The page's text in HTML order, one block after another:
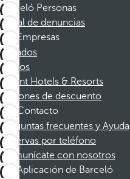
Barceló Personas
Canal de denuncias
Empresas
Afiliados
Socios
Dorint Hotels & Resorts
Cupones de descuento
Contacto
Preguntas frecuentes y Ayuda
Reservas por teléfono
Comunícate con nosotros
Aplicación de Barceló